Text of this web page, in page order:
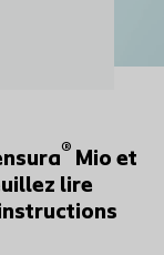
® Mio et
lire